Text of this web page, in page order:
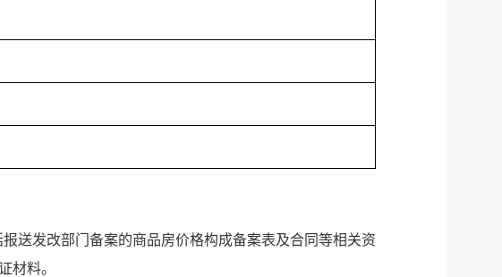
送发改部门备案的商品房价格构成备案表及合同等相关资
材料。